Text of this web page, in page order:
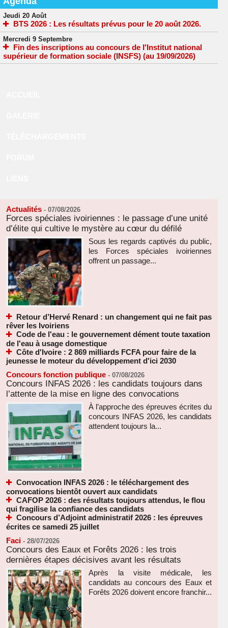
Jeudi 20 Août
BTS 2026 : Les résultats prévus pour le 20 août 2026.
Mercredi 9 Septembre
Fin des inscriptions au concours de l'Institut national
supérieur de formation sociale (INSFS) (au 19/09/2026)
Actualités - 07/08/2026
Forces spéciales ivoiriennes : le passage d’une unité
d’élite qui cultive le mystère au cœur du défilé
Sous les regards captivés du public,
les Forces spéciales ivoiriennes
offrent un passage...
Retour d’Hervé Renard : un changement qui ne fait pas
rêver les Ivoiriens
Code de l'eau : le gouvernement dément toute taxation
de l'eau à usage domestique
Côte d'Ivoire : 2 869 milliards FCFA pour faire de la
jeunesse le moteur du développement d'ici 2030
Concours fonction publique - 07/08/2026
Concours INFAS 2026 : les candidats toujours dans
l’attente de la mise en ligne des convocations
À l’approche des épreuves écrites du
concours INFAS 2026, les candidats
attendent toujours la...
Convocation INFAS 2026 : le téléchargement des
convocations bientôt ouvert aux candidats
CAFOP 2026 : des résultats toujours attendus, le flou
qui fragilise la confiance des candidats
Concours d’Adjoint administratif 2026 : les épreuves
écrites ce samedi 25 juillet
Faci - 28/07/2026
Concours des Eaux et Forêts 2026 : les trois
dernières étapes décisives avant les résultats
Après la visite médicale, les
candidats au concours des Eaux et
Forêts 2026 doivent encore franchir...